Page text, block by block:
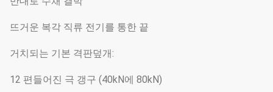
뜨거운 복각 직류 전기를 통한 끝
거치되는 기본 격판덮개:
12 편들어진 극 갱구 (40kN에 80kN)